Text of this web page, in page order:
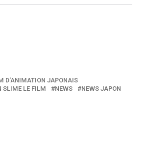
D'ANIMATION JAPONAIS
SLIME LE FILM NEWS
NEWS JAPON